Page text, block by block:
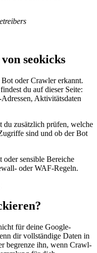
seokicks
oder Crawler erkannt.
du auf dieser Seite:
Aktivitätsdaten
du zusätzlich prüfen, welche
sind und ob der Bot
sensible Bereiche
oder WAF-Regeln.
für deine Google-
dir vollständige Daten in
begrenze ihn, wenn Crawl-